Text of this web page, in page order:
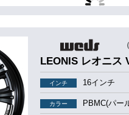
LEONIS レオニス
インチ 16インチ
カラー PBMC(パー